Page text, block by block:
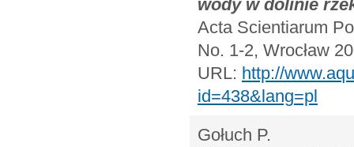
wody w dolinie
Acta Scientiarum
No. 1-2, Wrocław
URL: http://
id=438&lang=pl
Gołuch P.